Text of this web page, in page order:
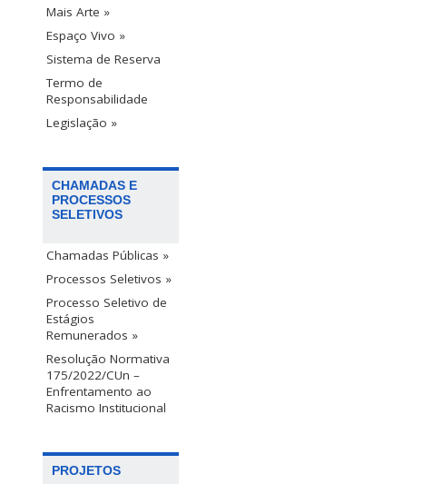
Mais Arte »
Espaço Vivo »
Sistema de Reserva
Termo de
Responsabilidade
Legislação »
CHAMADAS E
PROCESSOS
SELETIVOS
Chamadas Públicas »
Processos Seletivos »
Processo Seletivo de
Estágios
Remunerados »
Resolução Normativa
175/2022/CUn –
Enfrentamento ao
Racismo Institucional
PROJETOS